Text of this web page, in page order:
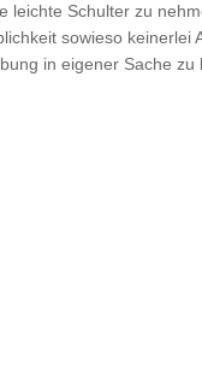
leichte Schulter zu
sowieso keinerlei
in eigener Sache zu